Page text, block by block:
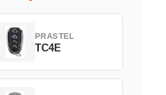
PRASTEL
TC4E